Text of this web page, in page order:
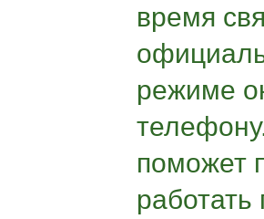
время
режиме
поможет